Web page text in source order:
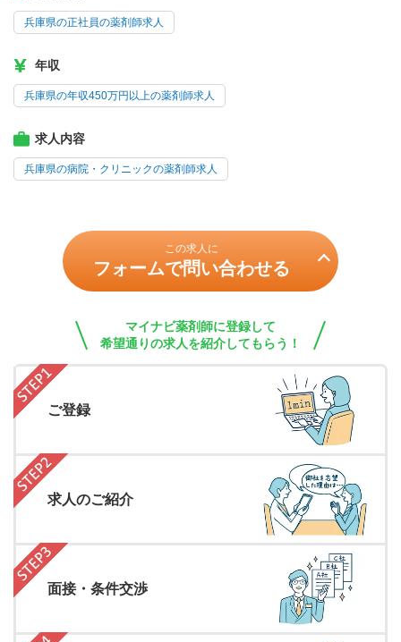
兵庫県の正社員の薬剤師求人
年収
兵庫県の年収450万円以上の薬剤師求人
求人内容
兵庫県の病院・クリニックの薬剤師求人
この求人に
フォームで問い合わせる
マイナビ薬剤師に登録して
希望通りの求人を紹介してもらう！
ご登録
求人のご紹介
面接・条件交渉